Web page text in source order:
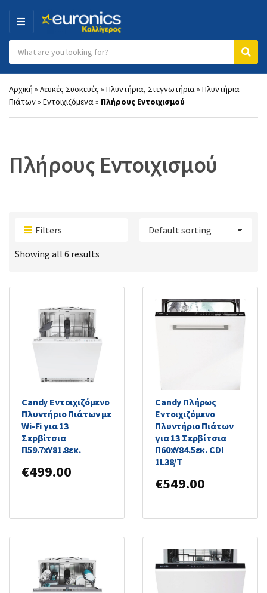
MENU
Category name
Αρχική » Λευκές Συσκευές » Πλυντήρια, Στεγνωτήρια» Πλυντήρια
Πιάτων» Εντοιχιζόμενα» Πλήρους Εντοιχισμού
Πλήρους Εντοιχισμού
Filters
Showing all 6 results
Candy Εντοιχιζόμενο
Πλυντήριο Πιάτων με
Wi-Fi για 13
Σερβίτσια
Π59.7xY81.8εκ.
€499.00
Candy Πλήρως
Εντοιχιζόμενο
Πλυντήριο Πιάτων
για 13 Σερβίτσια
Π60xY84.5εκ. CDI
1L38/T
€549.00